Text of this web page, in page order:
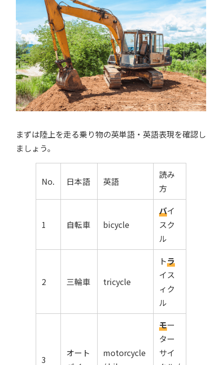
まずは陸上を走る乗り物の英単語・英語表現を確認し
ましょう。
No. 日本語 英語
読み
方
1 自転車 bicycle
バイ
スク
ル
2 三輪車 tricycle
トラ
イス
ィク
ル
3
オート
motorcycle
モー
ター
サイ